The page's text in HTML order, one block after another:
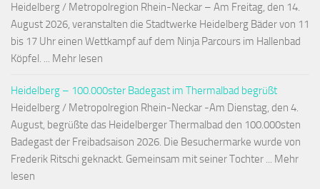
Heidelberg / Metropolregion Rhein-Neckar – Am Freitag, den 14.
August 2026, veranstalten die Stadtwerke Heidelberg Bäder von 11
bis 17 Uhr einen Wettkampf auf dem Ninja Parcours im Hallenbad
Köpfel. ... Mehr lesen
Heidelberg – 100.000ster Badegast im Thermalbad begrüßt
Heidelberg / Metropolregion Rhein-Neckar -Am Dienstag, den 4.
August, begrüßte das Heidelberger Thermalbad den 100.000sten
Badegast der Freibadsaison 2026. Die Besuchermarke wurde von
Frederik Ritschi geknackt. Gemeinsam mit seiner Tochter ... Mehr
lesen